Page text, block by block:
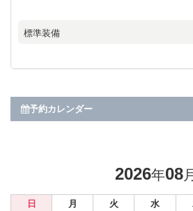
標準装備
予約カレンダー
2026年08月
日 月 火 水